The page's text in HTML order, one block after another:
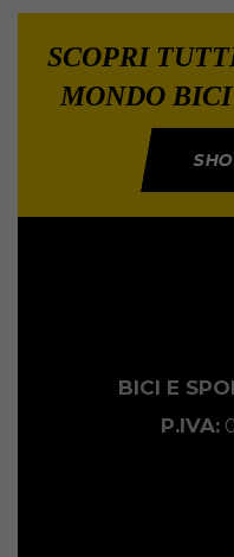
SCOPRI
MONDO
BICI E
P.IVA: